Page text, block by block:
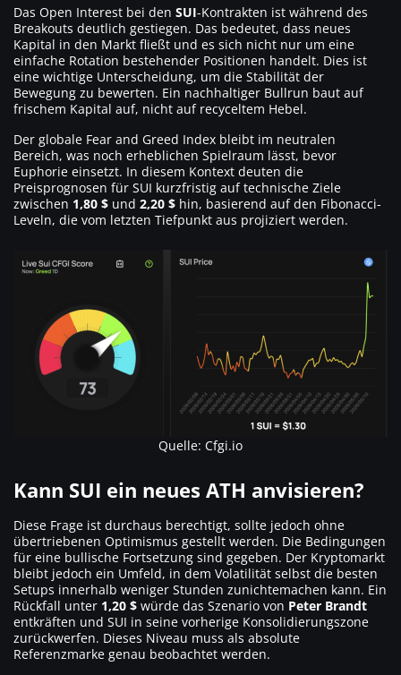
Das Open Interest bei den SUI-Kontrakten ist während des
Breakouts deutlich gestiegen. Das bedeutet, dass neues
Kapital in den Markt fließt und es sich nicht nur um eine
einfache Rotation bestehender Positionen handelt. Dies ist
eine wichtige Unterscheidung, um die Stabilität der
Bewegung zu bewerten. Ein nachhaltiger Bullrun baut auf
frischem Kapital auf, nicht auf recyceltem Hebel.
Der globale Fear and Greed Index bleibt im neutralen
Bereich, was noch erheblichen Spielraum lässt, bevor
Euphorie einsetzt. In diesem Kontext deuten die
Preisprognosen für SUI kurzfristig auf technische Ziele
zwischen 1,80 $ und 2,20 $ hin, basierend auf den Fibonacci-
Leveln, die vom letzten Tiefpunkt aus projiziert werden.
Quelle: Cfgi.io
Kann SUI ein neues ATH anvisieren?
Diese Frage ist durchaus berechtigt, sollte jedoch ohne
übertriebenen Optimismus gestellt werden. Die Bedingungen
für eine bullische Fortsetzung sind gegeben. Der Kryptomarkt
bleibt jedoch ein Umfeld, in dem Volatilität selbst die besten
Setups innerhalb weniger Stunden zunichtemachen kann. Ein
Rückfall unter 1,20 $ würde das Szenario von Peter Brandt
entkräften und SUI in seine vorherige Konsolidierungszone
zurückwerfen. Dieses Niveau muss als absolute
Referenzmarke genau beobachtet werden.